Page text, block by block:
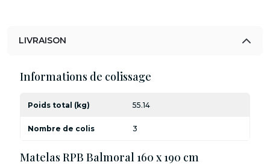
LIVRAISON
Informations de colissage
Poids total (kg) 55.14
Nombre de colis 3
Matelas RPB Balmoral 160 x 190 cm